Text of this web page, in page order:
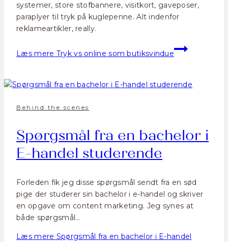
systemer, store stofbannere, visitkort, gaveposer,
paraplyer til tryk på kuglepenne. Alt indenfor
reklameartikler, really.
Læs mere Tryk vs online som butiksvindue
Behind the scenes
Spørgsmål fra en bachelor i
E-handel studerende
Forleden fik jeg disse spørgsmål sendt fra en sød
pige der studerer sin bachelor i e-handel og skriver
en opgave om content marketing. Jeg synes at
både spørgsmål…
Læs mere Spørgsmål fra en bachelor i E-handel